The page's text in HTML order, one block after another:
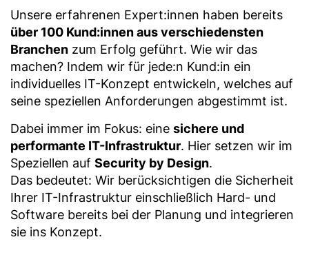
Unsere erfahrenen Expert:innen haben bereits
über 100 Kund:innen aus verschiedensten
Branchen zum Erfolg geführt. Wie wir das
machen? Indem wir für jede:n Kund:in ein
individuelles IT-Konzept entwickeln, welches auf
seine speziellen Anforderungen abgestimmt ist.
Dabei immer im Fokus: eine sichere und
performante IT-Infrastruktur. Hier setzen wir im
Speziellen auf Security by Design.
Das bedeutet: Wir berücksichtigen die Sicherheit
Ihrer IT-Infrastruktur einschließlich Hard- und
Software bereits bei der Planung und integrieren
sie ins Konzept.